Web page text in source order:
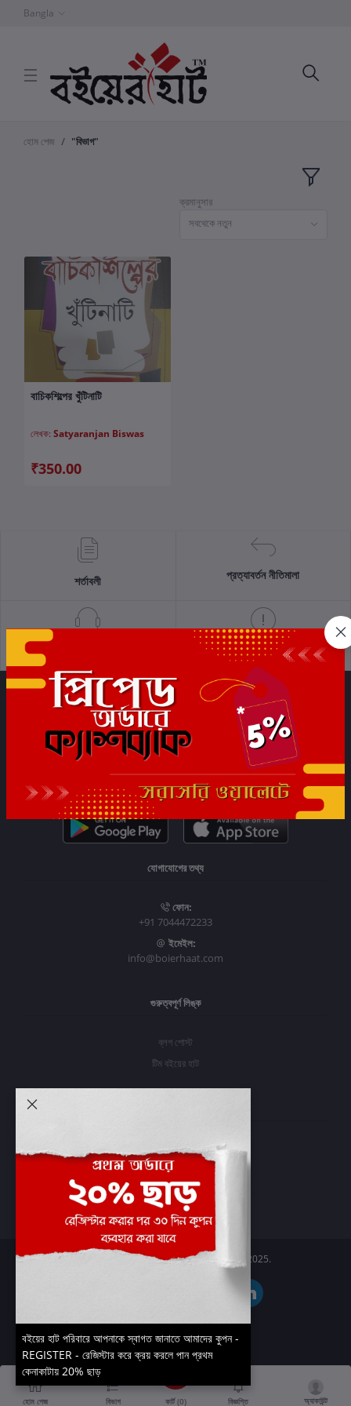
Bangla
হোম পেজ "বিভাগ"
ক্রমানুসার
সবথেকে নতুন
কার্টে যোগ করুন
বাচিকশিল্পের খুঁটিনাটি
লেখক: Satyaranjan Biswas
₹350.00
শর্তাবলী প্রত্যাবর্তন নীতিমালা
গোপনীয়তা নীতি
সাবস্ক্রাইব
যোগাযোগের তথ্য
ফোন:
+91 7044472233
ইমেইল:
info@boierhaat.com
গুরুত্বপূর্ণ লিঙ্ক
ব্লগ পোস্ট
টিম বইয়ের হাট
প্রবেশ করুন
অর্ডার ইতিহাস
আমার ইচ্ছাগুলি
অর্ডার ট্র্যাকিং
Boier Haat™ | © All rights reserved 2025.
হোম পেজ বিভাগ কার্ট (0) বিজ্ঞপ্তি অ্যাকাউন্ট
বইয়ের হাট পরিবারে আপনাকে স্বাগত জানাতে আমাদের কুপন -
REGISTER - রেজিস্টার করে ক্রয় করলে পান প্রথম
কেনাকাটায় 20% ছাড়